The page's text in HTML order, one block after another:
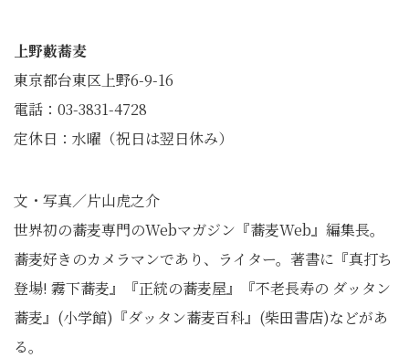
上野藪蕎麦
東京都台東区上野6-9-16
電話：03-3831-4728
定休日：水曜（祝日は翌日休み）
文・写真／片山虎之介
世界初の蕎麦専門のWebマガジン『蕎麦Web』編集長。
蕎麦好きのカメラマンであり、ライター。著書に『真打ち
登場! 霧下蕎麦』『正統の蕎麦屋』『不老長寿の ダッタン
蕎麦』(小学館)『ダッタン蕎麦百科』(柴田書店)などがあ
る。